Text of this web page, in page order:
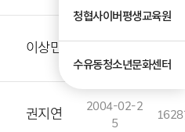
청협사이버평생교육원
수유동청소년문화센터
이상민
2004-02-2
5
권지연
2004-02-2
5